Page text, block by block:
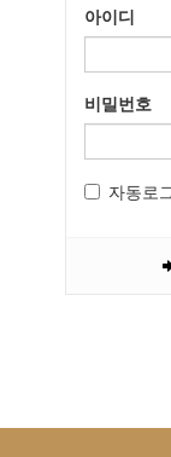
아이디
비밀번호
자동로